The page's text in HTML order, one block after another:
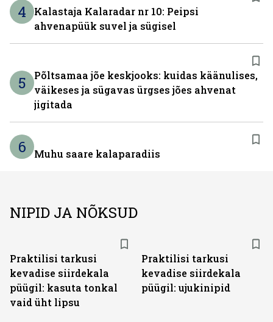
4
Kalastaja Kalaradar nr 10: Peipsi
ahvenapüük suvel ja sügisel
5
Põltsamaa jõe keskjooks: kuidas käänulises,
väikeses ja sügavas ürgses jões ahvenat
jigitada
6 Muhu saare kalaparadiis
NIPID JA NÕKSUD
Praktilisi tarkusi
kevadise siirdekala
püügil: kasuta tonkal
vaid üht lipsu
Praktilisi tarkusi
kevadise siirdekala
püügil: ujukinipid